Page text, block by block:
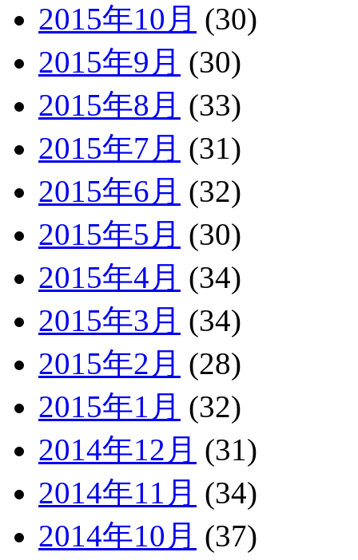
2015年10月 (30)
2015年9月 (30)
2015年8月 (33)
2015年7月 (31)
2015年6月 (32)
2015年5月 (30)
2015年4月 (34)
2015年3月 (34)
2015年2月 (28)
2015年1月 (32)
2014年12月 (31)
2014年11月 (34)
2014年10月 (37)